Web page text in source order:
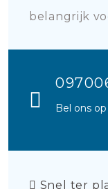
belangrijk
Bel ons
Snel ter